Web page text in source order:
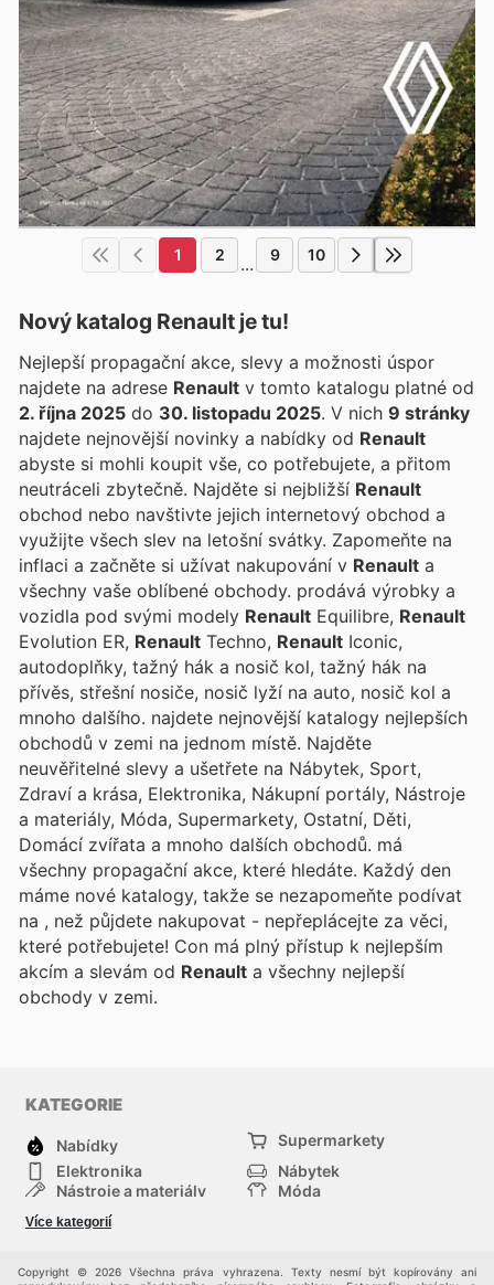
1 2 ... 9 10
Nový katalog Renault je tu!
Nejlepší propagační akce, slevy a možnosti úspor
najdete na adrese Renault v tomto katalogu platné od
2. října 2025 do 30. listopadu 2025 . V nich 9 stránky
najdete nejnovější novinky a nabídky od Renault
abyste si mohli koupit vše, co potřebujete, a přitom
neutráceli zbytečně. Najděte si nejbližší Renault
obchod nebo navštivte jejich internetový obchod a
využijte všech slev na letošní svátky. Zapomeňte na
inflaci a začněte si užívat nakupování v Renault a
všechny vaše oblíbené obchody. prodává výrobky a
vozidla pod svými modely Renault Equilibre, Renault
Evolution ER, Renault Techno, Renault Iconic,
autodoplňky, tažný hák a nosič kol, tažný hák na
přívěs, střešní nosiče, nosič lyží na auto, nosič kol a
mnoho dalšího. najdete nejnovější katalogy nejlepších
obchodů v zemi na jednom místě. Najděte
neuvěřitelné slevy a ušetřete na Nábytek, Sport,
Zdraví a krása, Elektronika, Nákupní portály, Nástroje
a materiály, Móda, Supermarkety, Ostatní, Děti,
Domácí zvířata a mnoho dalších obchodů. má
všechny propagační akce, které hledáte. Každý den
máme nové katalogy, takže se nezapomeňte podívat
na , než půjdete nakupovat - nepřeplácejte za věci,
které potřebujete! Con má plný přístup k nejlepším
akcím a slevám od Renault a všechny nejlepší
obchody v zemi.
KATEGORIE
Nabídky
Supermarkety
Elektronika
Nábytek
Nástroje a materiály
Móda
Děti
Více kategorií
Copyright © 2026 Všechna práva vyhrazena. Texty nesmí být kopírovány ani